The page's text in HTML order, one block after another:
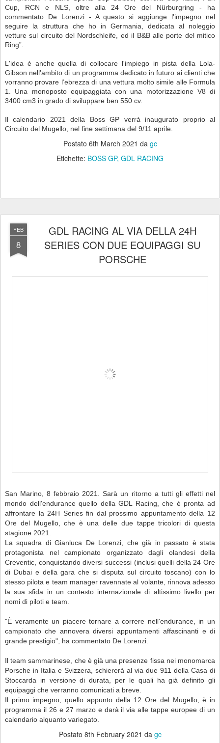
Cup, RCN e NLS, oltre alla 24 Ore del Nürburgring - ha
commentato De Lorenzi - A questo si aggiunge l'impegno nel
seguire la struttura che ho in Germania, dedicata al noleggio
vetture sul circuito del Nordschleife, ed il B&B alle porte del mitico
Ring”.
L'idea è anche quella di collocare l'impiego in pista della Lola-
Gibson nell'ambito di un programma dedicato in futuro ai clienti che
vorranno provare l’ebrezza di una vettura molto simile alle Formula
1. Una monoposto equipaggiata con una motorizzazione V8 di
3400 cm3 in grado di sviluppare ben 550 cv.
Il calendario 2021 della Boss GP verrà inaugurato proprio al
Circuito del Mugello, nel fine settimana del 9/11 aprile.
Postato 6th March 2021 da gc
Etichette: BOSS GP GDL RACING
FEB
8
GDL RACING AL VIA DELLA 24H
SERIES CON DUE EQUIPAGGI SU
PORSCHE
San Marino, 8 febbraio 2021. Sarà un ritorno a tutti gli effetti nel
mondo dell'endurance quello della GDL Racing, che è pronta ad
affrontare la 24H Series fin dal prossimo appuntamento della 12
Ore del Mugello, che è una delle due tappe tricolori di questa
stagione 2021.
La squadra di Gianluca De Lorenzi, che già in passato è stata
protagonista nel campionato organizzato dagli olandesi della
Creventic, conquistando diversi successi (inclusi quelli della 24 Ore
di Dubai e della gara che si disputa sul circuito toscano) con lo
stesso pilota e team manager ravennate al volante, rinnova adesso
la sua sfida in un contesto internazionale di altissimo livello per
nomi di piloti e team.
"È veramente un piacere tornare a correre nell'endurance, in un
campionato che annovera diversi appuntamenti affascinanti e di
grande prestigio", ha commentato De Lorenzi.
Il team sammarinese, che è già una presenze fissa nei monomarca
Porsche in Italia e Svizzera, schiererà al via due 911 della Casa di
Stoccarda in versione di durata, per le quali ha già definito gli
equipaggi che verranno comunicati a breve.
Il primo impegno, quello appunto della 12 Ore del Mugello, è in
programma il 26 e 27 marzo e darà il via alle tappe europee di un
calendario alquanto variegato.
Postato 8th February 2021 da gc